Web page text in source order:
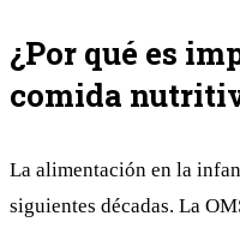
¿Por qué es
comida
La alimentación en la
siguientes décadas. La